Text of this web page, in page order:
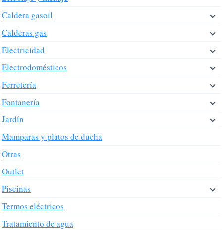
Caldera gasoil
Calderas gas
Electricidad
Electrodomésticos
Ferretería
Fontanería
Jardín
Mamparas y platos de ducha
Otras
Outlet
Piscinas
Termos eléctricos
Tratamiento de agua